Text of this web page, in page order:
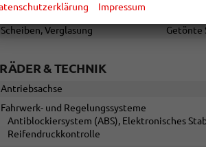
Dachreling
Scheiben, Verglasung
Getönte
RÄDER & TECHNIK
Antriebsachse
Fahrwerk- und Regelungssysteme
Antiblockiersystem (ABS), Elektronisches
Reifendruckkontrolle
Impressum